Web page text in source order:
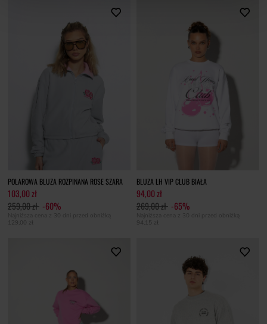
POLAROWA BLUZA ROZPINANA ROSE SZARA
103,00 zł
259,00 zł -60%
Najniższa cena z 30 dni przed obniżką
129,00 zł
BLUZA LH VIP CLUB BIAŁA
94,00 zł
269,00 zł -65%
Najniższa cena z 30 dni przed obniżką
94,15 zł